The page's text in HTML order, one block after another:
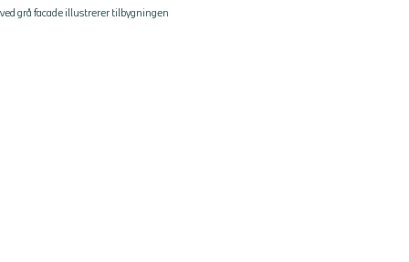
grå facade illustrerer tilbygningen